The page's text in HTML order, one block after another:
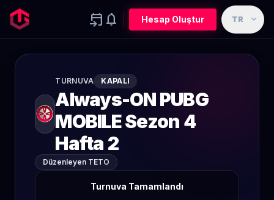
event_upcoming notifications Hesap Oluştur TR expand_more
TURNUVA KAPALI
Always-ON PUBG
MOBILE Sezon 4
Hafta 2
Düzenleyen TETO
Turnuva Tamamlandı